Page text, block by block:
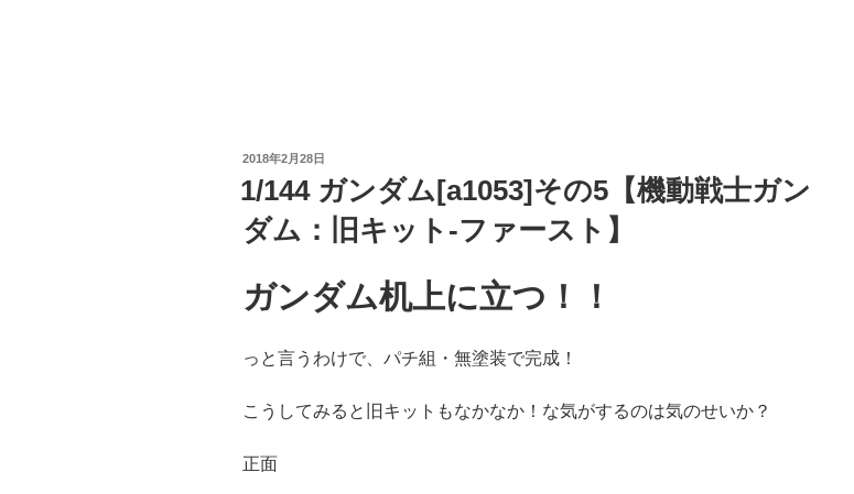
投
日:
2018年2月28日
1/144 ガンダム[a1053]その5【機動戦士ガン
ダム：旧キット-ファースト】
ガンダム机上に立つ！！
っと言うわけで、パチ組・無塗装で完成！
こうしてみると旧キットもなかなか！な気がするのは気のせいか？
正面